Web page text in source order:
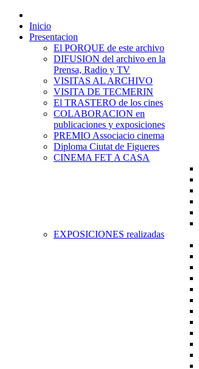
Inicio
Presentacion
El PORQUE de este archivo
DIFUSION del archivo en la
Prensa, Radio y TV
VISITAS AL ARCHIVO
VISITA DE TECMERIN
El TRASTERO de los cines
COLABORACION en
publicaciones y exposiciones
PREMIO Associacio cinema
Diploma Ciutat de Figueres
CINEMA FET A CASA
EXPOSICIONES realizadas